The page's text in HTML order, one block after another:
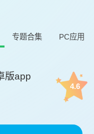
专题合集 PC应用
版app
4.6